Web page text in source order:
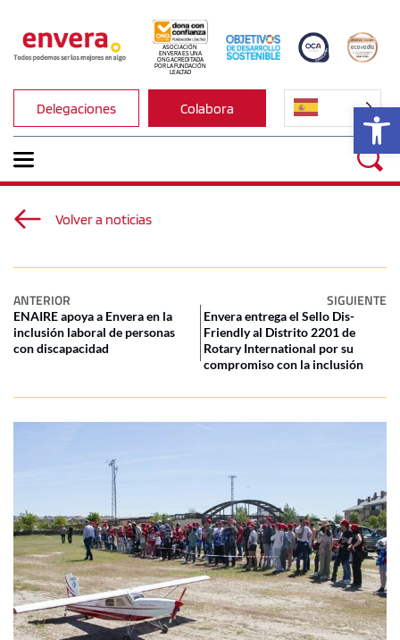
ASOCIACIÓN
ENVERA ES UNA
ONG ACREDITADA
POR LA FUNDACIÓN
LEALTAD
Delegaciones Colabora
Volver a noticias
ANTERIOR SIGUIENTE
ENAIRE apoya a Envera en la
inclusión laboral de personas
con discapacidad
Envera entrega el Sello Dis-
Friendly al Distrito 2201 de
Rotary International por su
compromiso con la inclusión